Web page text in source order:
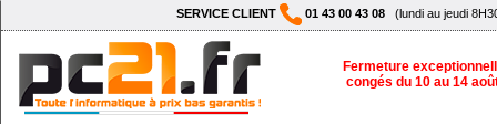
SERVICE CLIENT 01 43 00 43 08 (lundi au jeudi
Fermeture
congés du 10 au 14